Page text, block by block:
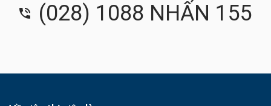
(028) 1088 NHẤN 155